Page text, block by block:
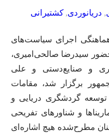
, دریانوردی, کشتیرانی
اجرای سیاست‌های
سیدرضا صالحی‌امیری،
و صنایع‌دستی و علی
برگزار شد، مقامات
گردشگری دریایی و
و شناورهای تفریحی
مطرح‌شده هیچ اشاره‌ای